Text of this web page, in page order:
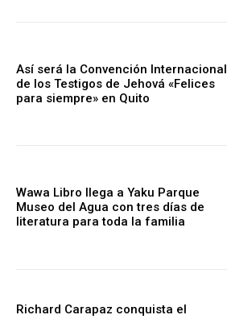
Así será la Convención Internacional
de los Testigos de Jehová «Felices
para siempre» en Quito
Wawa Libro llega a Yaku Parque
Museo del Agua con tres días de
literatura para toda la familia
Richard Carapaz conquista el